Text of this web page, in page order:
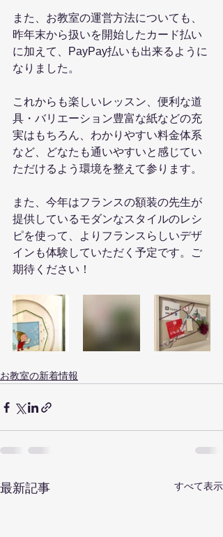
また、お教室の運営方法についても、
昨年末から扱いを開始したカード払い
に加えて、PayPay払いも出来るように
なりました。
これからも楽しいレッスン、便利な道
具・バリエーション豊富な紙などの充
実はもちろん、わかりやすい料金体系
など、どなたも通いやすいと感じてい
ただけるよう環境を整えて参ります。
また、今年はフランスの額装の先生が
提供しているモダンなスタイルのレシ
ピを使って、よりフランスらしいデザ
インも体験していただく予定です。ご
期待ください！
お教室の新着情報
最新記事 すべて表示